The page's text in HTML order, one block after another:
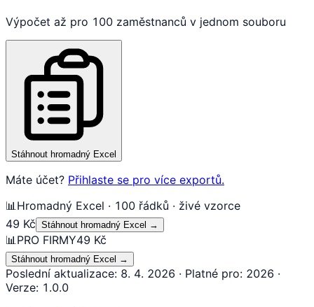
Výpočet až pro 100 zaměstnanců v jednom souboru
Stáhnout hromadný Excel
Máte účet? Přihlaste se pro více exportů.
📊 Hromadný Excel · 100 řádků · živé vzorce
49 Kč Stáhnout hromadný Excel →
📊 PRO FIRMY49 Kč
Stáhnout hromadný Excel →
Poslední aktualizace: 8. 4. 2026 · Platné pro: 2026 ·
Verze: 1.0.0